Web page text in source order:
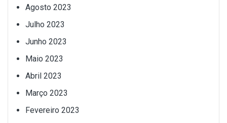
Agosto 2023
Julho 2023
Junho 2023
Maio 2023
Abril 2023
Março 2023
Fevereiro 2023